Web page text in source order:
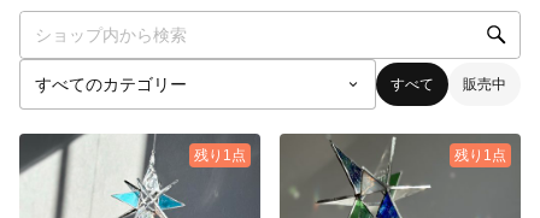
すべて 販売中
残り1点 残り1点